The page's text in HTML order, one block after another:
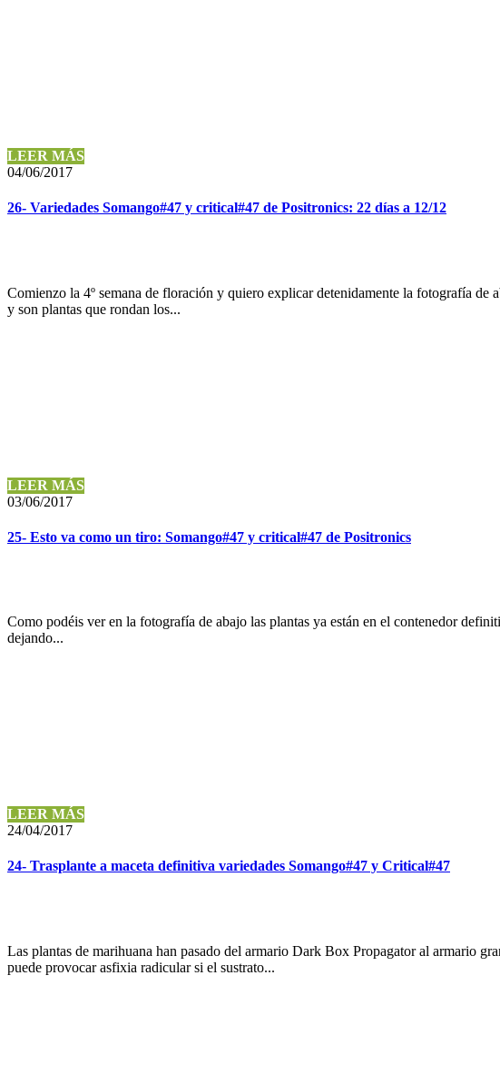
LEER MÁS
04/06/2017
26- Variedades Somango#47 y critical#47 de Positronics: 22 días a 12/12
Comienzo la 4º semana de floración y quiero explicar detenidamente la fotografía
y son plantas que rondan los...
LEER MÁS
03/06/2017
25- Esto va como un tiro: Somango#47 y critical#47 de Positronics
Como podéis ver en la fotografía de abajo las plantas ya están en el contenedor
dejando...
LEER MÁS
24/04/2017
24- Trasplante a maceta definitiva variedades Somango#47 y Critical#47
Las plantas de marihuana han pasado del armario Dark Box Propagator al armario
puede provocar asfixia radicular si el sustrato...